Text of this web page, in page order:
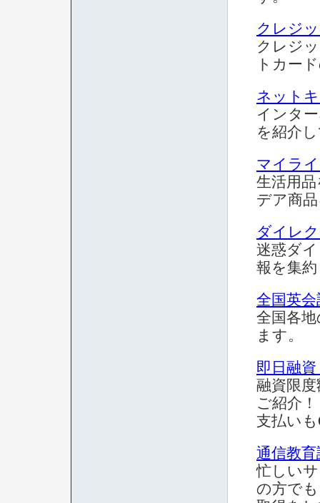
クレジ
クレジ
トカー
ネット
インタ
を紹介
マイラ
生活用
デア商
ダイレ
迷惑ダ
報を集
全国英
全国各
ます。
即日融
融資限
ご紹介
支払い
通信教育
忙しい
の方で